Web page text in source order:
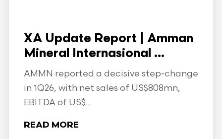
XA Update Report | Amman
Mineral Internasional ...
AMMN reported a decisive step-change
in 1Q26, with net sales of US$808mn,
EBITDA of US$...
READ MORE